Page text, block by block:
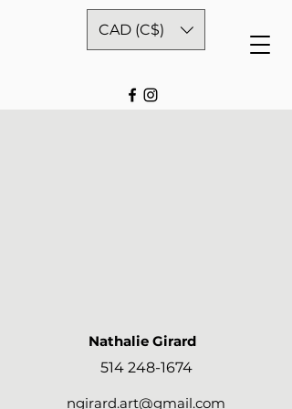
CAD (C$)
Nathalie Girard
514 248-1674
ngirard.art@gmail.com